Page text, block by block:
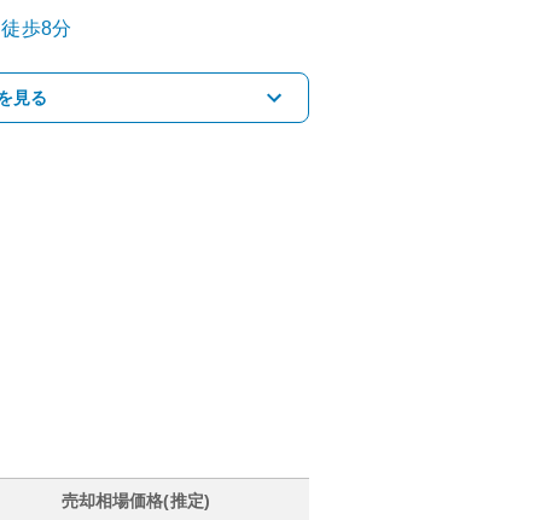
歩8分
見る
売却相場価格(推定)